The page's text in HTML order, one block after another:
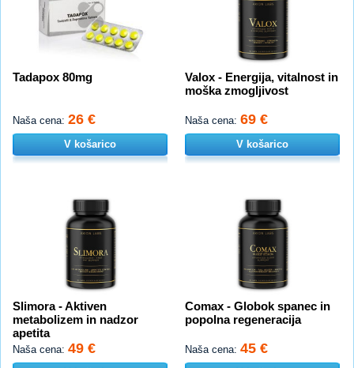
Tadapox 80mg
Naša cena: 26 €
V košarico
Valox - Energija, vitalnost in
moška zmogljivost
Naša cena: 69 €
V košarico
Slimora - Aktiven
metabolizem in nadzor
apetita
Naša cena: 49 €
Comax - Globok spanec in
popolna regeneracija
Naša cena: 45 €